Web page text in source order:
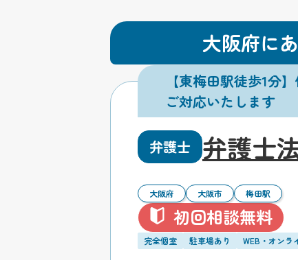
大阪府に
【東梅田駅徒歩1分
ご対応いたします
弁護士 弁護士
大阪府 大阪市 梅田駅
初回相談無料
完全個室 駐車場あり WEB・オンラ